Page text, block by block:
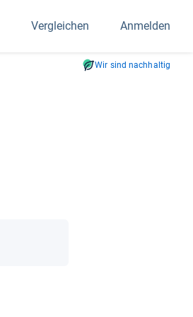
Vergleichen Anmelden
Wir sind nachhaltig